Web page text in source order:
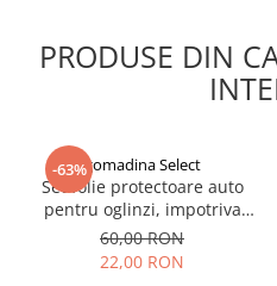
PRODUSE DIN
-63%gomadina Select
Set folie protectoare auto
pentru oglinzi, impotriva
apei si aburului, Film
Protect
60,00 RON
22,00 RON